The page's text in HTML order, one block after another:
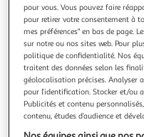
APPLE
iPhone 16
[Entreprise Française]
Reconditionnement de
de charge fourni /
Garanti / Batterie > 80%
En savoir +
pour vous. Vous pouvez faire
pour retirer votre consentement à
mes préférences" en bas de page.
sur notre ou nos sites web. Pour
politique de confidentialité. Nos
traitent des données selon les
géolocalisation précises. Analyser
pour l’identification. Stocker et/ou
Publicités et contenu
contenu, études d’audience et